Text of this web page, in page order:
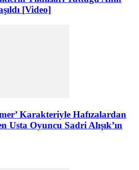
[Video]
Karakteriyle Hafızalardan
Usta Oyuncu Sadri Alışık’ın